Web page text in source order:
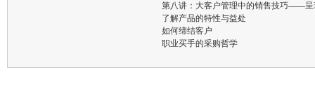
第八讲：大客户管理中的销售技巧——呈
了解产品的特性与益处
如何缔结客户
职业买手的采购哲学